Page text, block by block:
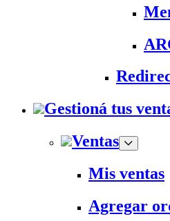
Gestioná tus
Ventas
Mis ventas
Agregar